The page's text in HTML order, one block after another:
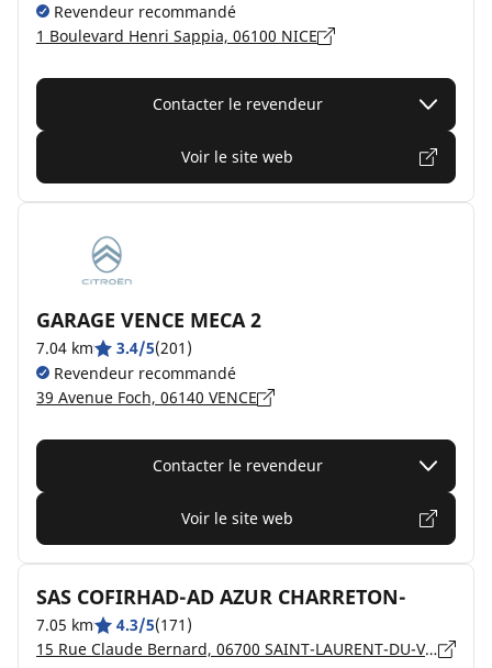
Revendeur recommandé
1 Boulevard Henri Sappia, 06100 NICE
Contacter le revendeur
Voir le site web
GARAGE VENCE MECA 2
7.04 km 3.4/5(201)
Revendeur recommandé
39 Avenue Foch, 06140 VENCE
Contacter le revendeur
Voir le site web
SAS COFIRHAD-AD AZUR CHARRETON-
7.05 km 4.3/5(171)
15 Rue Claude Bernard, 06700 SAINT-LAURENT-DU-VAR